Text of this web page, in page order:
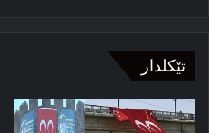
تێکلدار